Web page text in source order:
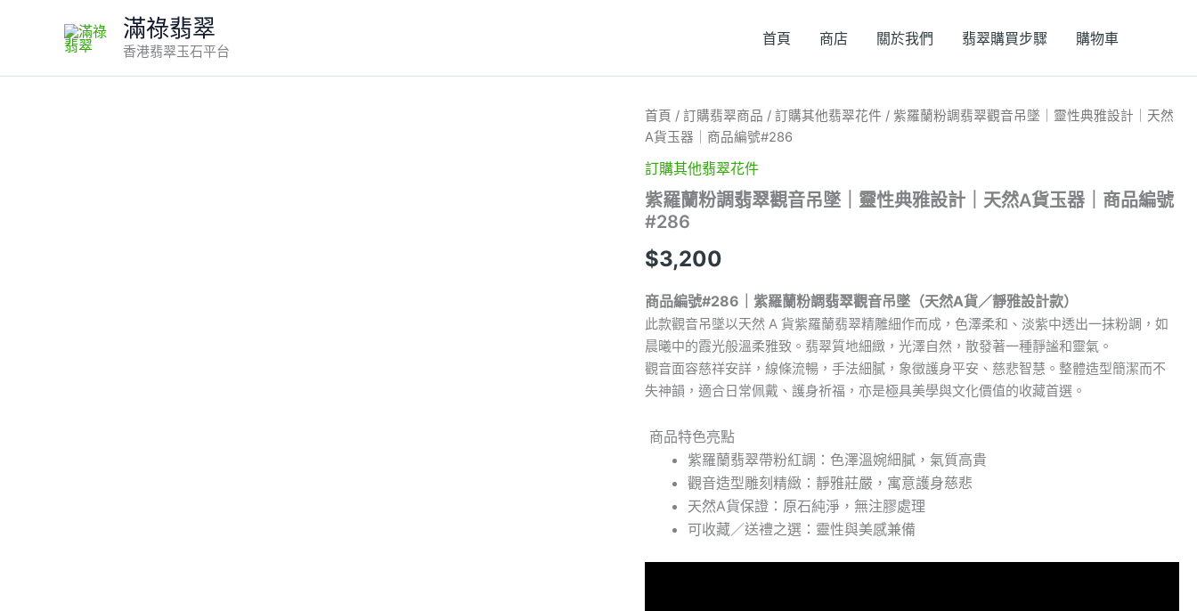
滿祿翡翠
香港翡翠玉石平台
首頁 商店 關於我們 翡翠購買步驟 購物車
首頁 /訂購翡翠商品 /訂購其他翡翠花件 / 紫羅蘭粉調翡翠觀音吊墜｜靈性典雅設計｜天然
A貨玉器｜商品編號#286
訂購其他翡翠花件
紫羅蘭粉調翡翠觀音吊墜｜靈性典雅設計｜天然A貨玉器｜商品編號
#286
$3,200
商品編號#286｜紫羅蘭粉調翡翠觀音吊墜（天然A貨／靜雅設計款）
此款觀音吊墜以天然 A 貨紫羅蘭翡翠精雕細作而成，色澤柔和、淡紫中透出一抹粉調，如
晨曦中的霞光般溫柔雅致。翡翠質地細緻，光澤自然，散發著一種靜謐和靈氣。
觀音面容慈祥安詳，線條流暢，手法細膩，象徵護身平安、慈悲智慧。整體造型簡潔而不
失神韻，適合日常佩戴、護身祈福，亦是極具美學與文化價值的收藏首選。
商品特色亮點
紫羅蘭翡翠帶粉紅調：色澤溫婉細膩，氣質高貴
觀音造型雕刻精緻：靜雅莊嚴，寓意護身慈悲
天然A貨保證：原石純淨，無注膠處理
可收藏／送禮之選：靈性與美感兼備
紫
羅
蘭
粉
翡
翠
音
吊
墜
｜
靈
性
典
雅
設
｜